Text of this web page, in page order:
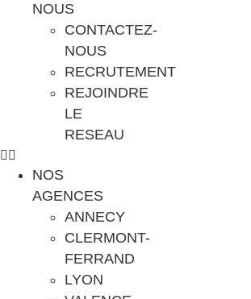
NOUS
CONTACTEZ-
NOUS
RECRUTEMENT
REJOINDRE
LE
RESEAU
NOS
AGENCES
ANNECY
CLERMONT-
FERRAND
LYON